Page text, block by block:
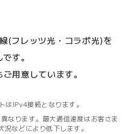
(フレッツ光・コラボ光)を
す。
ご用意しています。
IPv4接続となります。
なります。最大通信速度はお客さま
などにより低下します。